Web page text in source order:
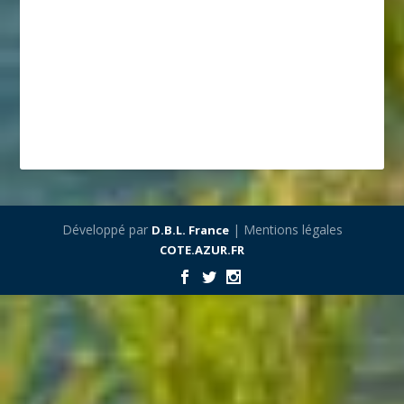
Développé par D.B.L. France| Mentions légales
COTE.AZUR.FR